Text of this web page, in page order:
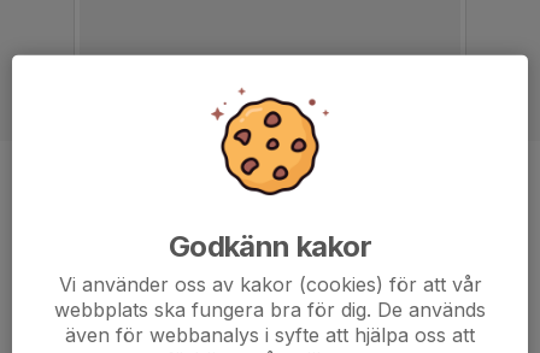
Kassör
Godkänn kakor
Vi använder oss av kakor (cookies) för att vår
webbplats ska fungera bra för dig. De används
även för webbanalys i syfte att hjälpa oss att